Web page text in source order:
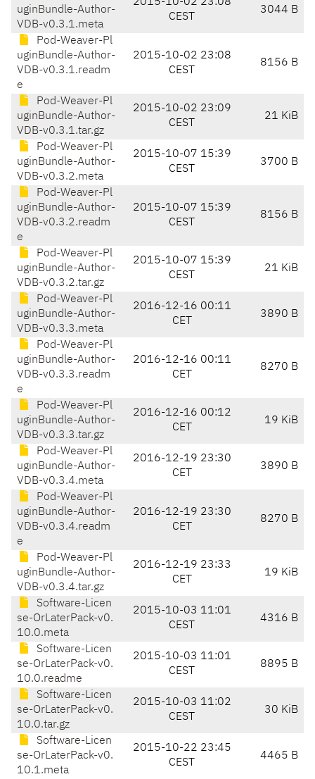
uginBundle-Author-
VDB-v0.3.1.meta
CEST
3044 B
Pod-Weaver-Pl
uginBundle-Author-
VDB-v0.3.1.readm
e
2015-10-02 23:08
CEST
8156 B
Pod-Weaver-Pl
uginBundle-Author-
VDB-v0.3.1.tar.gz
2015-10-02 23:09
CEST
21 KiB
Pod-Weaver-Pl
uginBundle-Author-
VDB-v0.3.2.meta
2015-10-07 15:39
CEST
3700 B
Pod-Weaver-Pl
uginBundle-Author-
VDB-v0.3.2.readm
e
2015-10-07 15:39
CEST
8156 B
Pod-Weaver-Pl
uginBundle-Author-
VDB-v0.3.2.tar.gz
2015-10-07 15:39
CEST
21 KiB
Pod-Weaver-Pl
uginBundle-Author-
VDB-v0.3.3.meta
2016-12-16 00:11
CET
3890 B
Pod-Weaver-Pl
uginBundle-Author-
VDB-v0.3.3.readm
e
2016-12-16 00:11
CET
8270 B
Pod-Weaver-Pl
uginBundle-Author-
VDB-v0.3.3.tar.gz
2016-12-16 00:12
CET
19 KiB
Pod-Weaver-Pl
uginBundle-Author-
VDB-v0.3.4.meta
2016-12-19 23:30
CET
3890 B
Pod-Weaver-Pl
uginBundle-Author-
VDB-v0.3.4.readm
e
2016-12-19 23:30
CET
8270 B
Pod-Weaver-Pl
uginBundle-Author-
VDB-v0.3.4.tar.gz
2016-12-19 23:33
CET
19 KiB
Software-Licen
se-OrLaterPack-v0.
10.0.meta
2015-10-03 11:01
CEST
4316 B
Software-Licen
se-OrLaterPack-v0.
10.0.readme
2015-10-03 11:01
CEST
8895 B
Software-Licen
se-OrLaterPack-v0.
10.0.tar.gz
2015-10-03 11:02
CEST
30 KiB
Software-Licen
se-OrLaterPack-v0.
10.1.meta
2015-10-22 23:45
CEST
4465 B